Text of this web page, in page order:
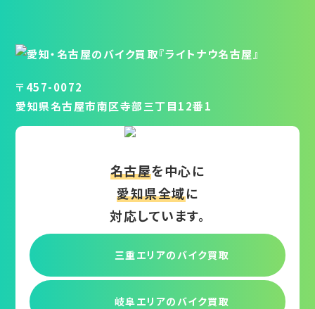
〒457-0072
愛知県名古屋市南区寺部三丁目12番1
名古屋を中心に
愛知県全域に
対応しています。
三重エリアのバイク買取
岐阜エリアのバイク買取